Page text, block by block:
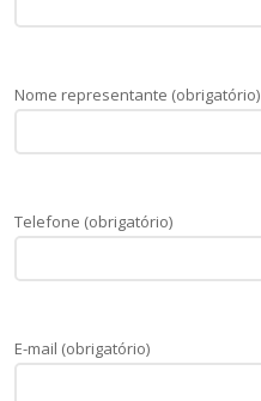
Nome representante (obrigatório)
Telefone (obrigatório)
E-mail (obrigatório)